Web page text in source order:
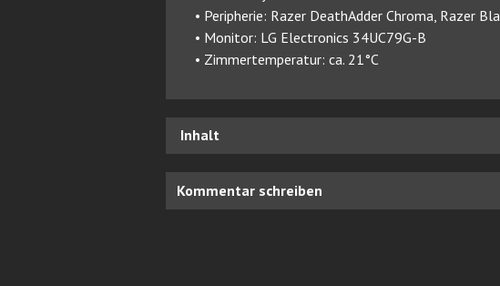
• Peripherie: Razer DeathAdder Chroma, Razer
• Monitor: LG Electronics 34UC79G-B
• Zimmertemperatur: ca. 21°C
Inhalt
Kommentar schreiben